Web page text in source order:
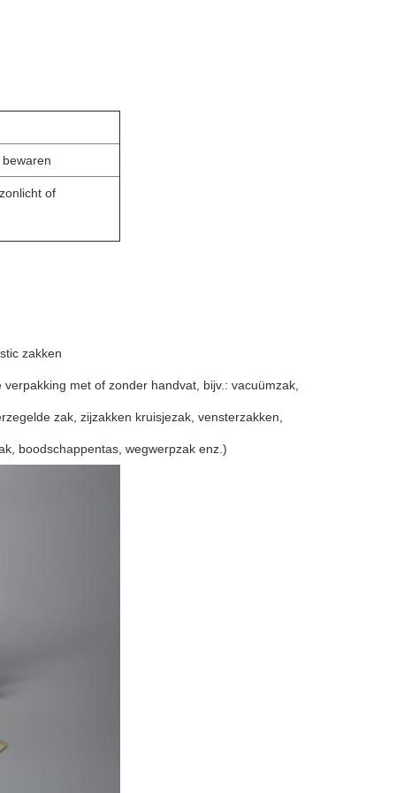
of
zakken
met of zonder handvat, bijv.: vacuümzak,
zak, zijzakken kruisjezak, vensterzakken,
boodschappentas, wegwerpzak enz.)